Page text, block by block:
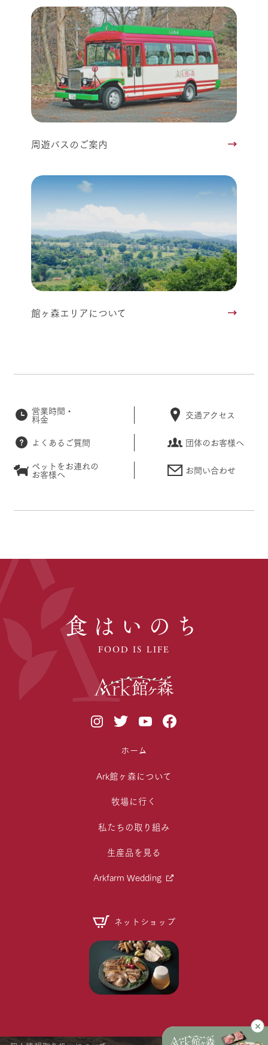
周遊バスのご案内
館ヶ森エリアについて
営業時間・
料金 交通アクセス
よくあるご質問
団体のお客様へ
ペットをお連れの
お客様へ お問い合わせ
食はいのち
FOOD IS LIFE
ホーム
Ark館ヶ森について
牧場に行く
私たちの取り組み
生産品を見る
Arkfarm Wedding
ネットショップ